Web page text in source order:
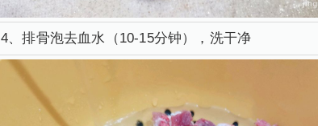
4、排骨泡去血水（10-15分钟），洗干净